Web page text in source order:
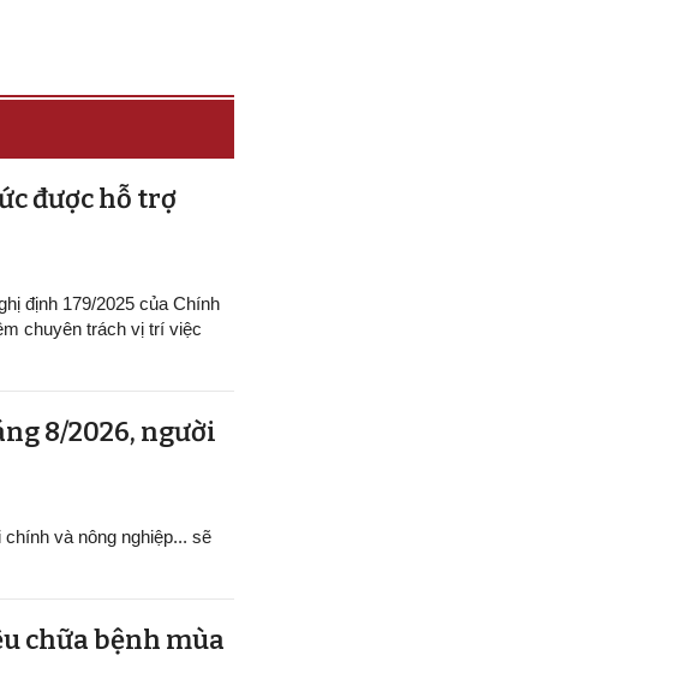
được hỗ trợ
định 179/2025 của Chính
chuyên trách vị trí việc
8/2026, người
và nông nghiệp... sẽ
chữa bệnh mùa